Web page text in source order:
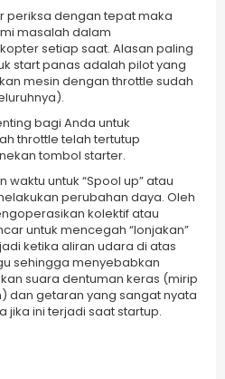
periksa dengan tepat maka
masalah dalam
setiap saat. Alasan paling
start panas adalah pilot yang
mesin dengan throttle sudah
bagi Anda untuk
throttle telah tertutup
tombol starter.
untuk “Spool up” atau
perubahan daya. Oleh
kolektif atau
untuk mencegah “lonjakan”
ketika aliran udara di atas
sehingga menyebabkan
suara dentuman keras (mirip
dan getaran yang sangat nyata
jika ini terjadi saat startup.